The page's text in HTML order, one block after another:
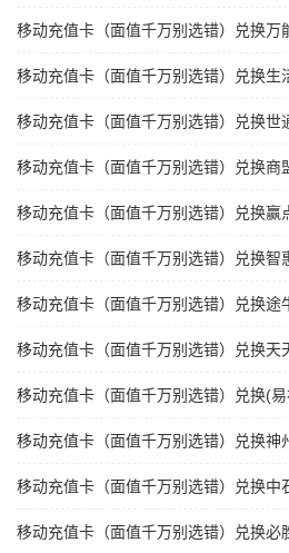
移动充值卡（面值千万别选错）兑换万
移动充值卡（面值千万别选错）兑换生
移动充值卡（面值千万别选错）兑换世
移动充值卡（面值千万别选错）兑换商
移动充值卡（面值千万别选错）兑换赢
移动充值卡（面值千万别选错）兑换智
移动充值卡（面值千万别选错）兑换途
移动充值卡（面值千万别选错）兑换天
移动充值卡（面值千万别选错）兑换(
移动充值卡（面值千万别选错）兑换神
移动充值卡（面值千万别选错）兑换中
移动充值卡（面值千万别选错）兑换必